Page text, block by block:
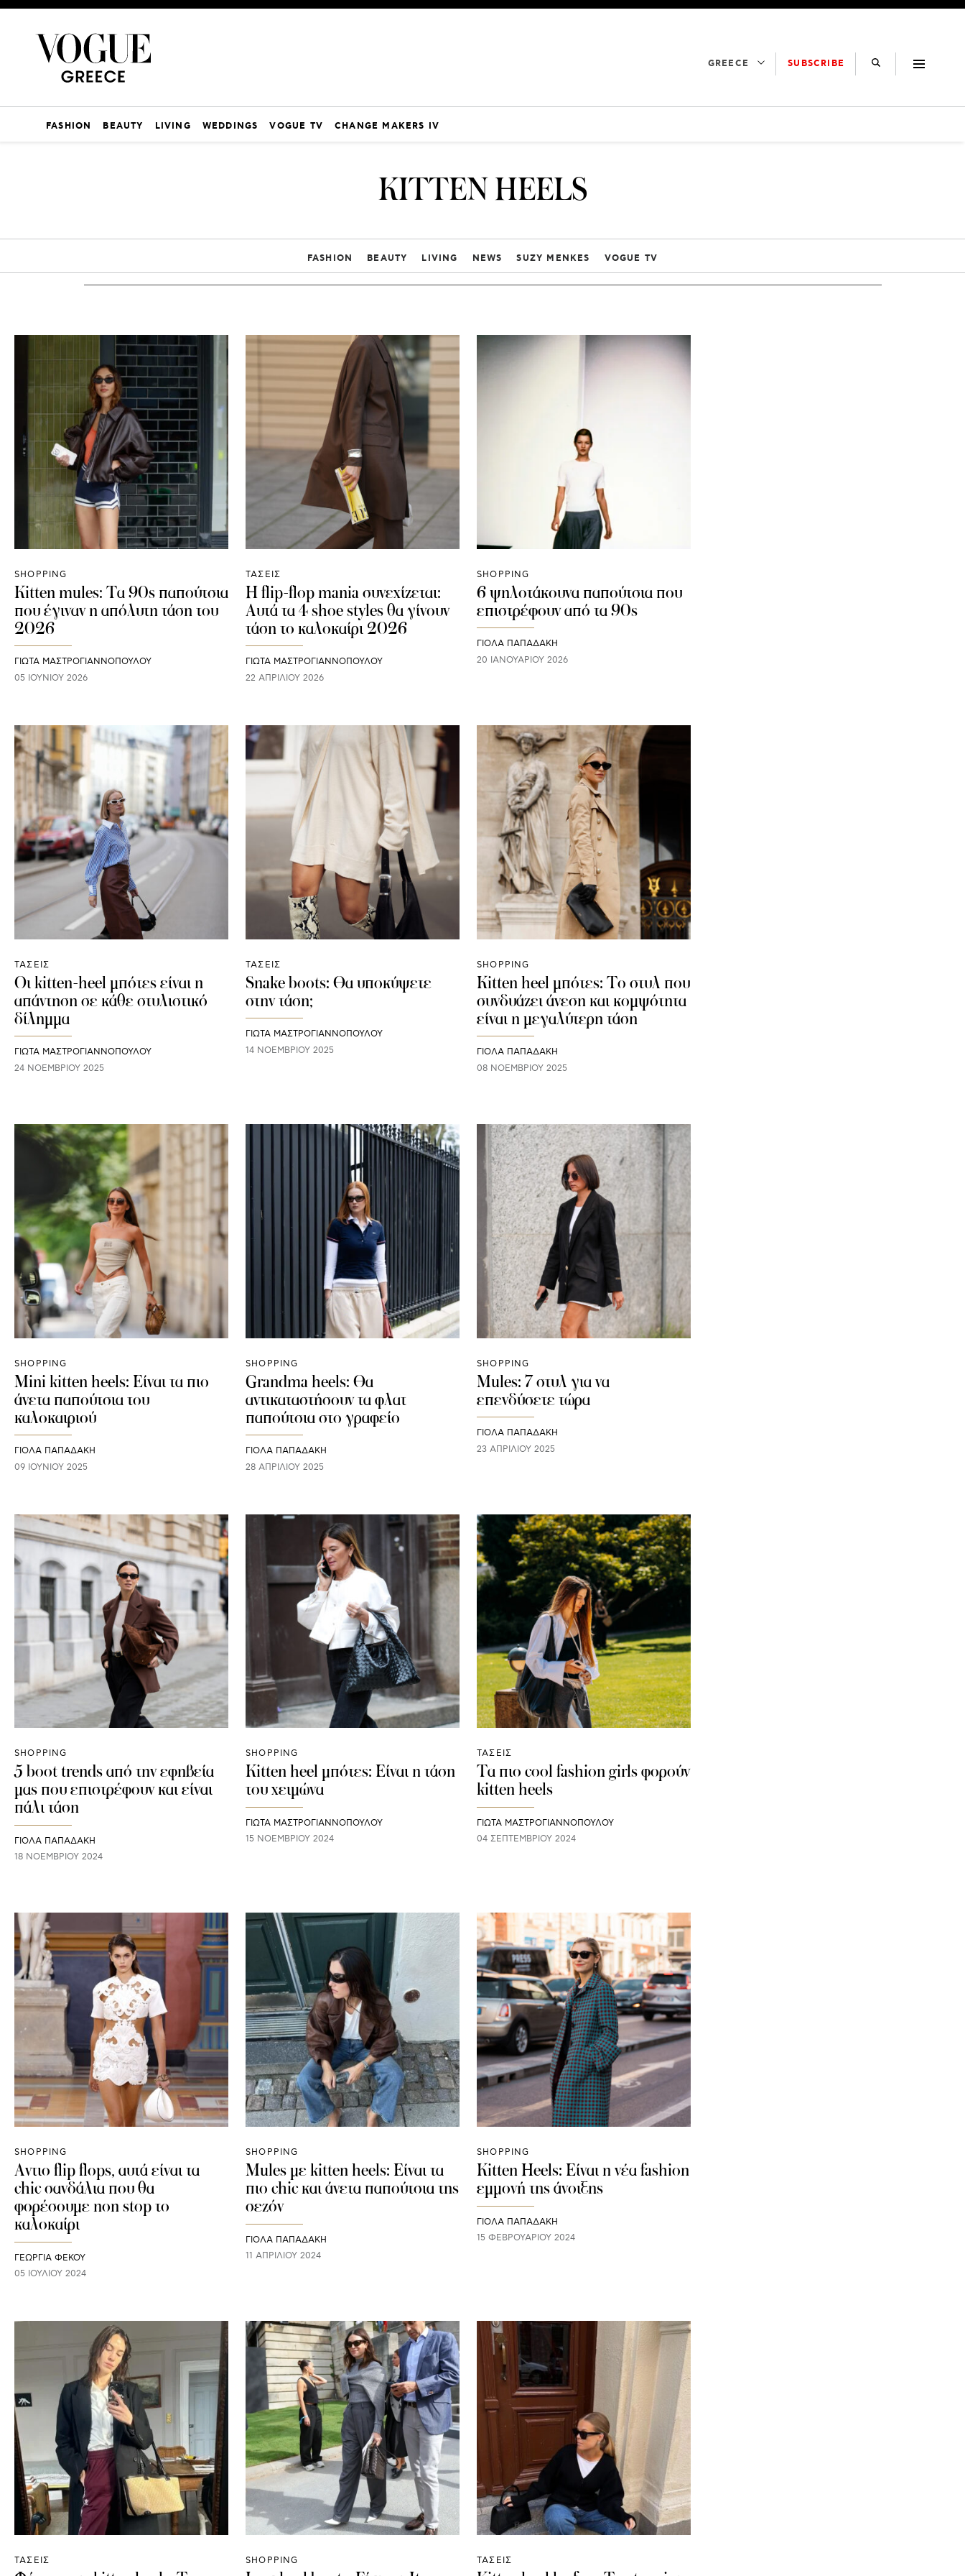
GREECE SUBSCRIBE
FASHION BEAUTY LIVING WEDDINGS VOGUE TV CHANGE MAKERS IV
KITTEN HEELS
FASHION BEAUTY LIVING NEWS SUZY MENKES VOGUE TV
SHOPPING
Kitten mules: Τα 90s παπούτσια
που έγιναν η απόλυτη τάση του
2026
ΓΙΩΤΑ ΜΑΣΤΡΟΓΙΑΝΝΟΠΟΥΛΟΥ
05 ΙΟΥΝΊΟΥ 2026
ΤΑΣΕΙΣ
Η flip-flop mania συνεχίζεται:
Αυτά τα 4 shoe styles θα γίνουν
τάση το καλοκαίρι 2026
ΓΙΩΤΑ ΜΑΣΤΡΟΓΙΑΝΝΟΠΟΥΛΟΥ
22 ΑΠΡΙΛΊΟΥ 2026
SHOPPING
6 ψηλοτάκουνα παπούτσια που
επιστρέφουν από τα 90s
ΓΙΌΛΑ ΠΑΠΑΔΆΚΗ
20 ΙΑΝΟΥΑΡΊΟΥ 2026
ΤΑΣΕΙΣ
Οι kitten-heel μπότες είναι η
απάντηση σε κάθε στυλιστικό
δίλημμα
ΓΙΩΤΑ ΜΑΣΤΡΟΓΙΑΝΝΟΠΟΥΛΟΥ
24 ΝΟΕΜΒΡΊΟΥ 2025
ΤΑΣΕΙΣ
Snake boots: Θα υποκύψετε
στην τάση;
ΓΙΩΤΑ ΜΑΣΤΡΟΓΙΑΝΝΟΠΟΥΛΟΥ
14 ΝΟΕΜΒΡΊΟΥ 2025
SHOPPING
Kitten heel μπότες: Το στυλ που
συνδυάζει άνεση και κομψότητα
είναι η μεγαλύτερη τάση
ΓΙΌΛΑ ΠΑΠΑΔΆΚΗ
08 ΝΟΕΜΒΡΊΟΥ 2025
SHOPPING
Mini kitten heels: Είναι τα πιο
άνετα παπούτσια του
καλοκαιριού
ΓΙΌΛΑ ΠΑΠΑΔΆΚΗ
09 ΙΟΥΝΊΟΥ 2025
SHOPPING
Grandma heels: Θα
αντικαταστήσουν τα φλατ
παπούτσια στο γραφείο
ΓΙΌΛΑ ΠΑΠΑΔΆΚΗ
28 ΑΠΡΙΛΊΟΥ 2025
SHOPPING
Mules: 7 στυλ για να
επενδύσετε τώρα
ΓΙΌΛΑ ΠΑΠΑΔΆΚΗ
23 ΑΠΡΙΛΊΟΥ 2025
SHOPPING
5 boot trends από την εφηβεία
μας που επιστρέφουν και είναι
πάλι τάση
ΓΙΌΛΑ ΠΑΠΑΔΆΚΗ
18 ΝΟΕΜΒΡΊΟΥ 2024
SHOPPING
Kitten heel μπότες: Είναι η τάση
του χειμώνα
ΓΙΩΤΑ ΜΑΣΤΡΟΓΙΑΝΝΟΠΟΥΛΟΥ
15 ΝΟΕΜΒΡΊΟΥ 2024
ΤΑΣΕΙΣ
Τα πιο cool fashion girls φορούν
kitten heels
ΓΙΩΤΑ ΜΑΣΤΡΟΓΙΑΝΝΟΠΟΥΛΟΥ
04 ΣΕΠΤΕΜΒΡΊΟΥ 2024
SHOPPING
Αντιο flip flops, αυτά είναι τα
chic σανδάλια που θα
φορέσουμε non stop το
καλοκαίρι
ΓΕΩΡΓΙΑ ΦΕΚΟΥ
05 ΙΟΥΛΊΟΥ 2024
SHOPPING
Mules με kitten heels: Είναι τα
πιο chic και άνετα παπούτσια της
σεζόν
ΓΙΌΛΑ ΠΑΠΑΔΆΚΗ
11 ΑΠΡΙΛΊΟΥ 2024
SHOPPING
Kitten Heels: Είναι η νέα fashion
εμμονή της άνοιξης
ΓΙΌΛΑ ΠΑΠΑΔΆΚΗ
15 ΦΕΒΡΟΥΑΡΊΟΥ 2024
ΤΑΣΕΙΣ SHOPPING ΤΑΣΕΙΣ